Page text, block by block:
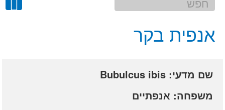
אנפית בקר
שם מדעי: Bubulcus ibis
משפחה: אנפתיים